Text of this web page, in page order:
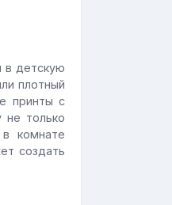
в детскую
плотный
принты с
не только
комнате
создать